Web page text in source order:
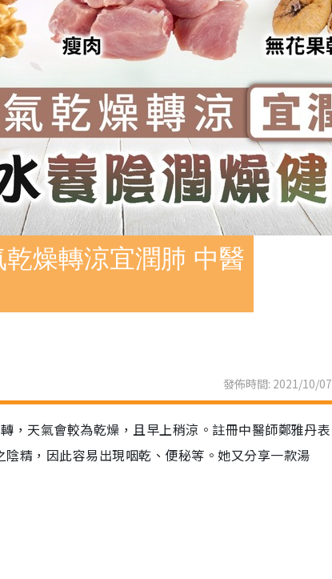
燥轉涼宜潤肺 中醫
發佈時間: 2021/10/07
，天氣會較為乾燥，且早上稍涼。註冊中醫師鄭雅丹表
精，因此容易出現咽乾、便秘等。她又分享一款湯